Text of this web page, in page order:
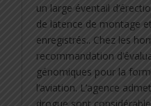
un large éventail
de latence de montage
enregistrés.. Chez les
recommandation
génomiques pour la
l’aviation. L’agence